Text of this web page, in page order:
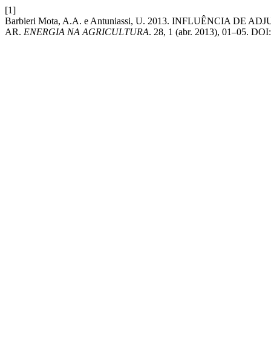
[1]
Barbieri Mota, A.A. e Antuniassi, U. 2013. INFLUÊNCIA DE
AR. ENERGIA NA AGRICULTURA. 28, 1 (abr. 2013), 01–05.